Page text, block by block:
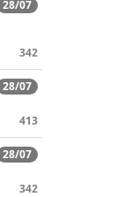
28/07
342
28/07
413
28/07
342